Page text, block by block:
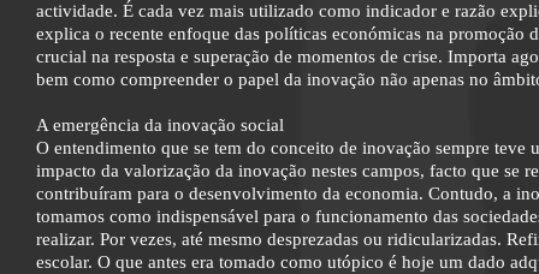
actividade. É cada vez mais utilizado como indicador e razão
explica o recente enfoque das políticas económicas na promoção
crucial na resposta e superação de momentos de crise. Importa
bem como compreender o papel da inovação não apenas no
A emergência da inovação social
O entendimento que se tem do conceito de inovação sempre
impacto da valorização da inovação nestes campos, facto que
contribuíram para o desenvolvimento da economia. Contudo, a
tomamos como indispensável para o funcionamento das
realizar. Por vezes, até mesmo desprezadas ou ridicularizadas.
escolar. O que antes era tomado como utópico é hoje um dado